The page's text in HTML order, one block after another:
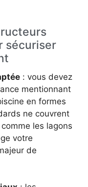
sécuriser
: vous devez
mentionnant
en formes
ne couvrent
les lagons
votre
de